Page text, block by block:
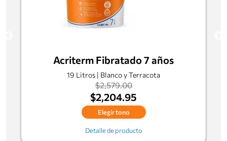
Acriterm Fibratado 7 años
19 Litros | Blanco y Terracota
$2,579.00
$2,204.95
Elegir tono
Detalle de producto